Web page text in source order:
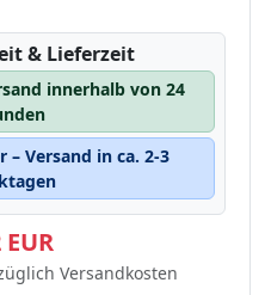
& Lieferzeit
innerhalb von 24
Versand in ca. 2-3
Versandkosten